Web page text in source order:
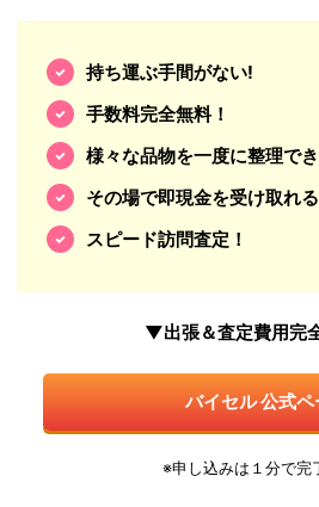
持ち運ぶ手間がない!
手数料完全無料！
様々な品物を一度に整理でき
その場で即現金を受け取れる
スピード訪問査定！
▼出張＆査定費用完
バイセル 公式ペ
※申し込みは１分で完